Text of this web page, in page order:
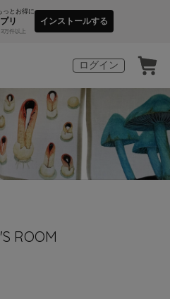
っとお得に
リ
3万件以上
インストールする
ログイン
ROOM